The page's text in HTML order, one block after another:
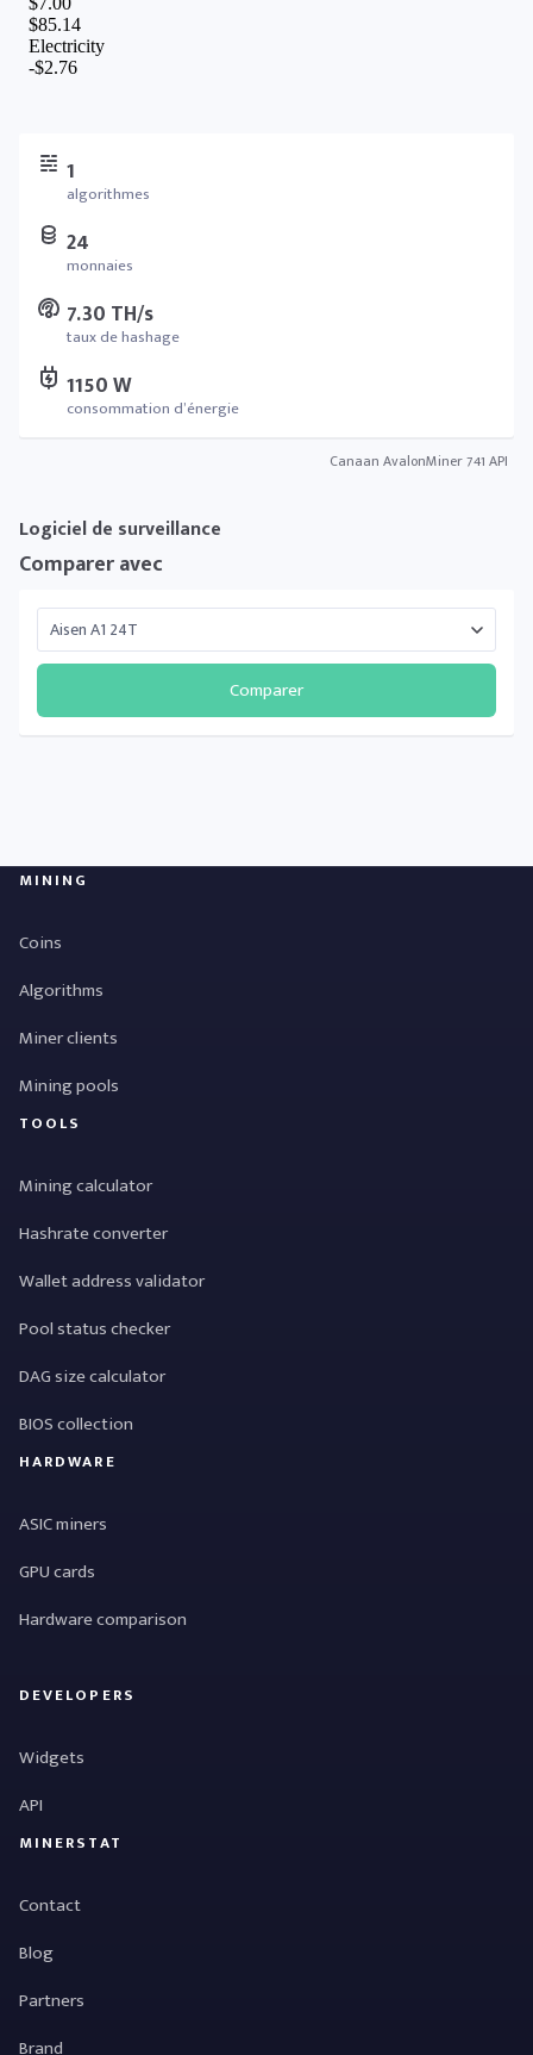
1
algorithmes
24
monnaies
7.30 TH/s
taux de hashage
1150 W
consommation d’énergie
Canaan AvalonMiner 741 API
Logiciel de surveillance
Comparer avec
Comparer
MINING
Coins
Algorithms
Miner clients
Mining pools
TOOLS
Mining calculator
Hashrate converter
Wallet address validator
Pool status checker
DAG size calculator
BIOS collection
HARDWARE
ASIC miners
GPU cards
Hardware comparison
DEVELOPERS
Widgets
API
MINERSTAT
Contact
Blog
Partners
Brand